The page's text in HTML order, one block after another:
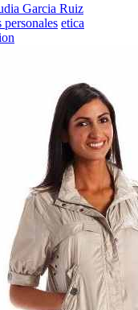
Garcia Ruiz
personales etica